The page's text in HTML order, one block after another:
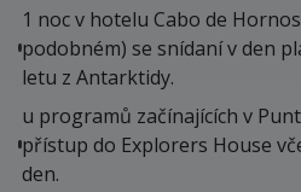
15.12. - 22.12.26
úterý - úterý
cena za 8 dní (7 nocí)
1 noc v hotelu Cabo de
podobném) se snídaní v den
letu z Antarktidy.
u programů začínajících v
přístup do Explorers House
den.